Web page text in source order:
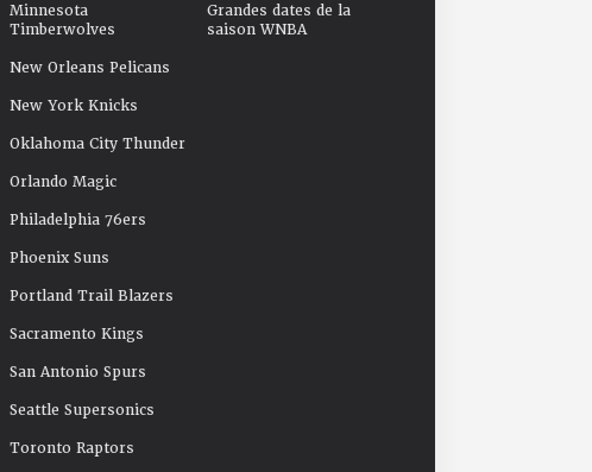
Minnesota
Timberwolves
New Orleans Pelicans
New York Knicks
Oklahoma City Thunder
Orlando Magic
Philadelphia 76ers
Phoenix Suns
Portland Trail Blazers
Sacramento Kings
San Antonio Spurs
Seattle Supersonics
Toronto Raptors
Grandes dates de la
saison WNBA